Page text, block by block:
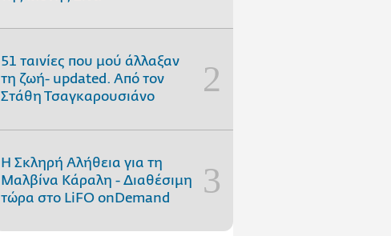
51 ταινίες που μού άλλαξαν
τη ζωή- updated. Aπό τον
Στάθη Τσαγκαρουσιάνο
Η Σκληρή Αλήθεια για τη
Μαλβίνα Κάραλη - Διαθέσιμη
τώρα στo LiFO onDemand